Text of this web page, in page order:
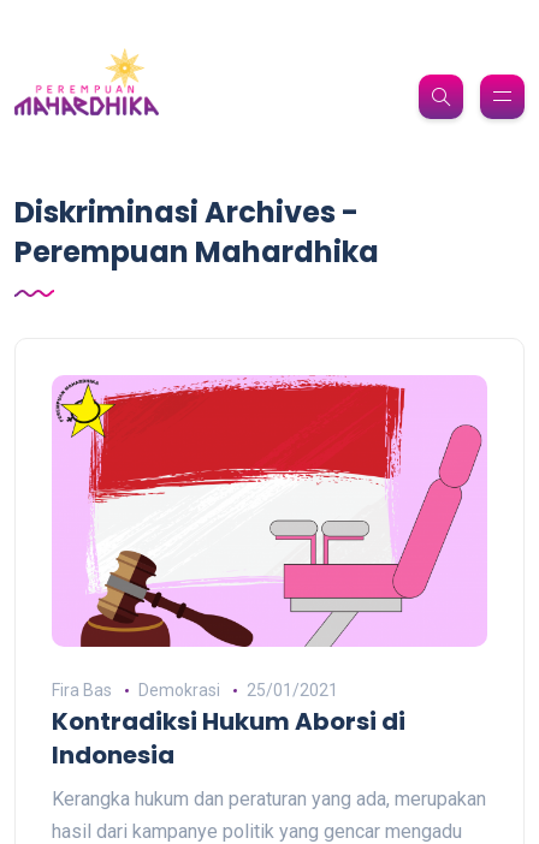
Diskriminasi Archives -
Perempuan Mahardhika
Fira Bas Demokrasi 25/01/2021
Kontradiksi Hukum Aborsi di
Indonesia
Kerangka hukum dan peraturan yang ada, merupakan
hasil dari kampanye politik yang gencar mengadu